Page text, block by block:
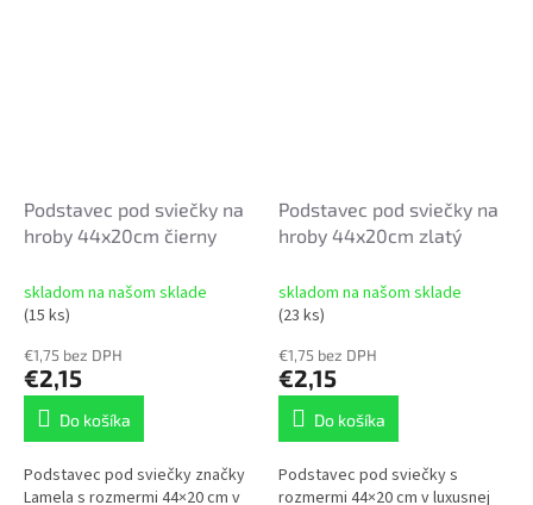
Podstavec pod sviečky na
hroby 44x20cm čierny
skladom na našom sklade
(15 ks)
€1,75 bez DPH
€2,15
Do košíka
Podstavec pod sviečky značky
Lamela s rozmermi 44×20 cm v
Podstavec pod sviečky na
hroby 44x20cm zlatý
skladom na našom sklade
(23 ks)
€1,75 bez DPH
€2,15
Do košíka
Podstavec pod sviečky s
rozmermi 44×20 cm v luxusnej